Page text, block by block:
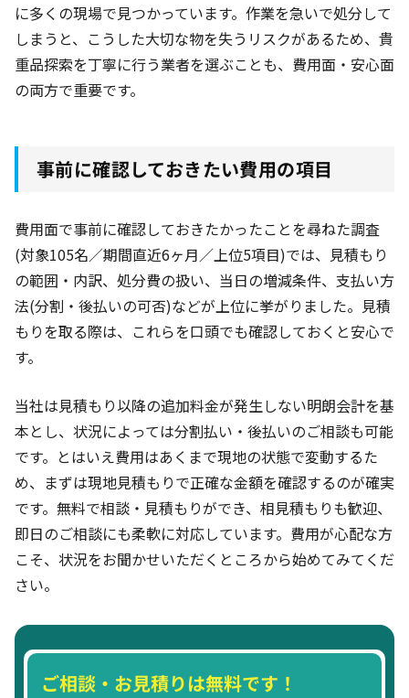
に多くの現場で見つかっています。作業を急いで処分して
しまうと、こうした大切な物を失うリスクがあるため、貴
重品探索を丁寧に行う業者を選ぶことも、費用面・安心面
の両方で重要です。
事前に確認しておきたい費用の項目
費用面で事前に確認しておきたかったことを尋ねた調査
(対象105名／期間直近6ヶ月／上位5項目)では、見積もり
の範囲・内訳、処分費の扱い、当日の増減条件、支払い方
法(分割・後払いの可否)などが上位に挙がりました。見積
もりを取る際は、これらを口頭でも確認しておくと安心で
す。
当社は見積もり以降の追加料金が発生しない明朗会計を基
本とし、状況によっては分割払い・後払いのご相談も可能
です。とはいえ費用はあくまで現地の状態で変動するた
め、まずは現地見積もりで正確な金額を確認するのが確実
です。無料で相談・見積もりができ、相見積もりも歓迎、
即日のご相談にも柔軟に対応しています。費用が心配な方
こそ、状況をお聞かせいただくところから始めてみてくだ
さい。
ご相談・お見積りは無料です！